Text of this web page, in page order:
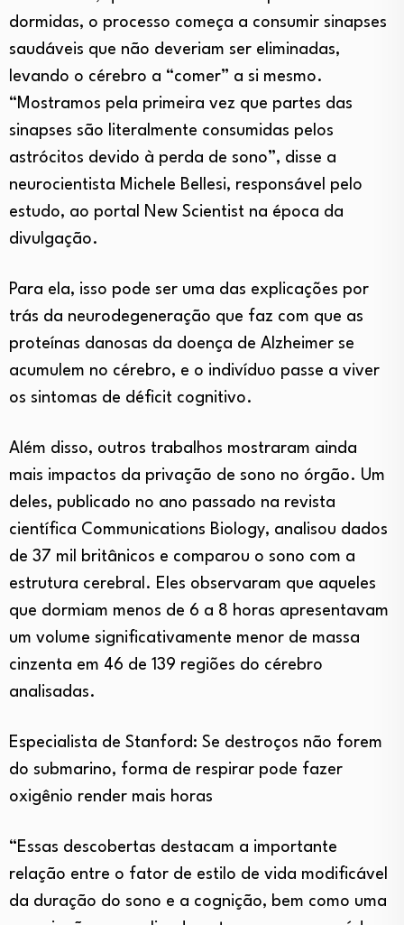
dormidas, o processo começa a consumir sinapses
saudáveis que não deveriam ser eliminadas,
levando o cérebro a “comer” a si mesmo.
“Mostramos pela primeira vez que partes das
sinapses são literalmente consumidas pelos
astrócitos devido à perda de sono”, disse a
neurocientista Michele Bellesi, responsável pelo
estudo, ao portal New Scientist na época da
divulgação.
Para ela, isso pode ser uma das explicações por
trás da neurodegeneração que faz com que as
proteínas danosas da doença de Alzheimer se
acumulem no cérebro, e o indivíduo passe a viver
os sintomas de déficit cognitivo.
Além disso, outros trabalhos mostraram ainda
mais impactos da privação de sono no órgão. Um
deles, publicado no ano passado na revista
científica Communications Biology, analisou dados
de 37 mil britânicos e comparou o sono com a
estrutura cerebral. Eles observaram que aqueles
que dormiam menos de 6 a 8 horas apresentavam
um volume significativamente menor de massa
cinzenta em 46 de 139 regiões do cérebro
analisadas.
Especialista de Stanford: Se destroços não forem
do submarino, forma de respirar pode fazer
oxigênio render mais horas
“Essas descobertas destacam a importante
relação entre o fator de estilo de vida modificável
da duração do sono e a cognição, bem como uma